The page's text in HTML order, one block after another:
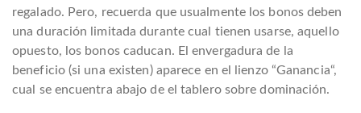
regalado. Pero, recuerda que usualmente los bonos deben
una duración limitada durante cual tienen usarse, aquello
opuesto, los bonos caducan. El envergadura de la
beneficio (si una existen) aparece en el lienzo “Ganancia“,
cual se encuentra abajo de el tablero sobre dominación.